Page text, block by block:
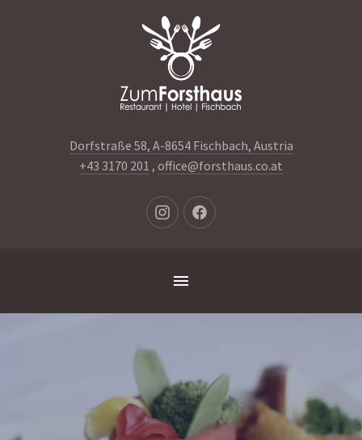
Dorfstraße 58, A-8654 Fischbach, Austria
+43 3170 201 , office@forsthaus.co.at
Neues Neues